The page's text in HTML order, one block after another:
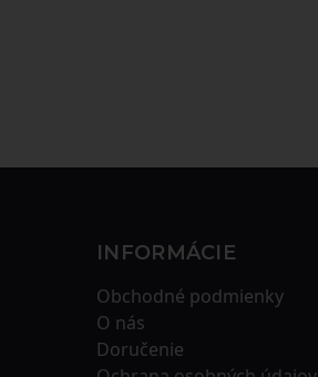
INFORMÁCIE
Obchodné podmienky
O nás
Doručenie